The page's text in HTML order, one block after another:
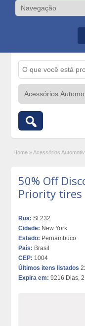
Home » Acessórios
50% Off
Priority tires
Rua: St 232
Cidade: New York
Estado: Pernambuco
País: Brasil
CEP: 1004
Últimos itens listados
Expira em: 9216 Dias,